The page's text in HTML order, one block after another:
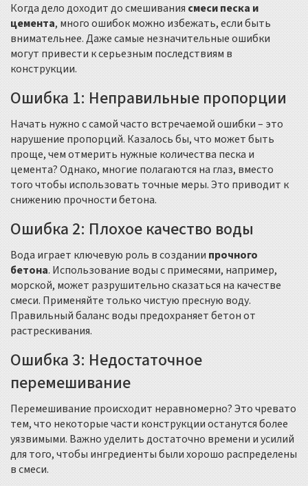
Когда дело доходит до смешивания смеси песка и
цемента, много ошибок можно избежать, если быть
внимательнее. Даже самые незначительные ошибки
могут привести к серьезным последствиям в
конструкции.
Ошибка 1: Неправильные пропорции
Начать нужно с самой часто встречаемой ошибки – это
нарушение пропорций. Казалось бы, что может быть
проще, чем отмерить нужные количества песка и
цемента? Однако, многие полагаются на глаз, вместо
того чтобы использовать точные меры. Это приводит к
снижению прочности бетона.
Ошибка 2: Плохое качество воды
Вода играет ключевую роль в создании прочного
бетона. Использование воды с примесями, например,
морской, может разрушительно сказаться на качестве
смеси. Применяйте только чистую пресную воду.
Правильный баланс воды предохраняет бетон от
растрескивания.
Ошибка 3: Недостаточное
перемешивание
Перемешивание происходит неравномерно? Это чревато
тем, что некоторые части конструкции останутся более
уязвимыми. Важно уделить достаточно времени и усилий
для того, чтобы ингредиенты были хорошо распределены
в смеси.